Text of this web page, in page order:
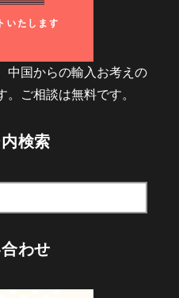
中国からの輸入お考えの
ご相談は無料です。
検索
わせ